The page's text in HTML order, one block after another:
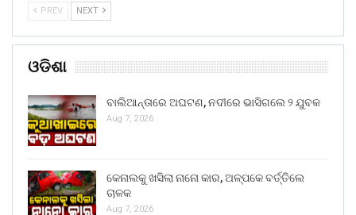
PREV NEXT
ଓଡିଶା
ବାଲିଆନ୍ତାରେ ଅଘଟଣ, ନଦୀରେ ଭାସିଗଲେ ୨ ଯୁବକ
Aug 7, 2026
କେନାଲକୁ ଖସିଲା ନାନୋ କାର, ଅଳ୍ପକେ ବର୍ତ୍ତିଲେ
ଚାଳକ
Aug 7, 2026